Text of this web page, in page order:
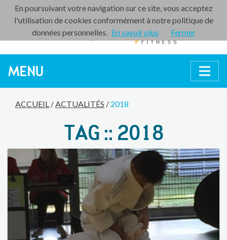
MENU
ACCUEIL / ACTUALITÉS / 2018
TAG :: 2018
En poursuivant votre navigation sur ce site, vous acceptez
l'utilisation de cookies conformément à notre politique de
données personnelles. En savoir plus Fermer